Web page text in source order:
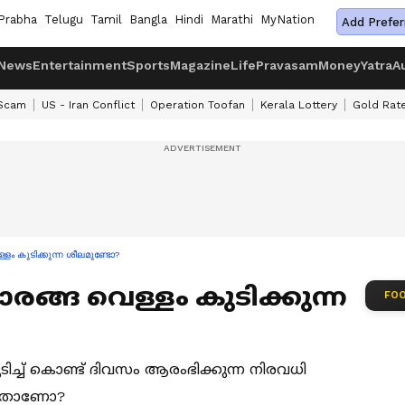
Telugu Tamil Bangla Hindi Marathi MyNation Add
EntertainmentSportsMagazineLifePravasamMoneyYatra
US - Iran Conflict Operation Toofan Kerala Lottery Gold
കുടിക്കുന്ന ശീലമുണ്ടോ?
വെള്ളം കുടിക്കുന്ന
കൊണ്ട് ദിവസം ആരംഭിക്കുന്ന നിരവധി